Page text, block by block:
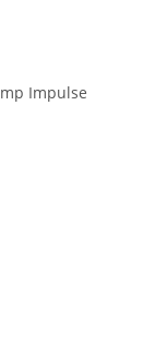
Impulse